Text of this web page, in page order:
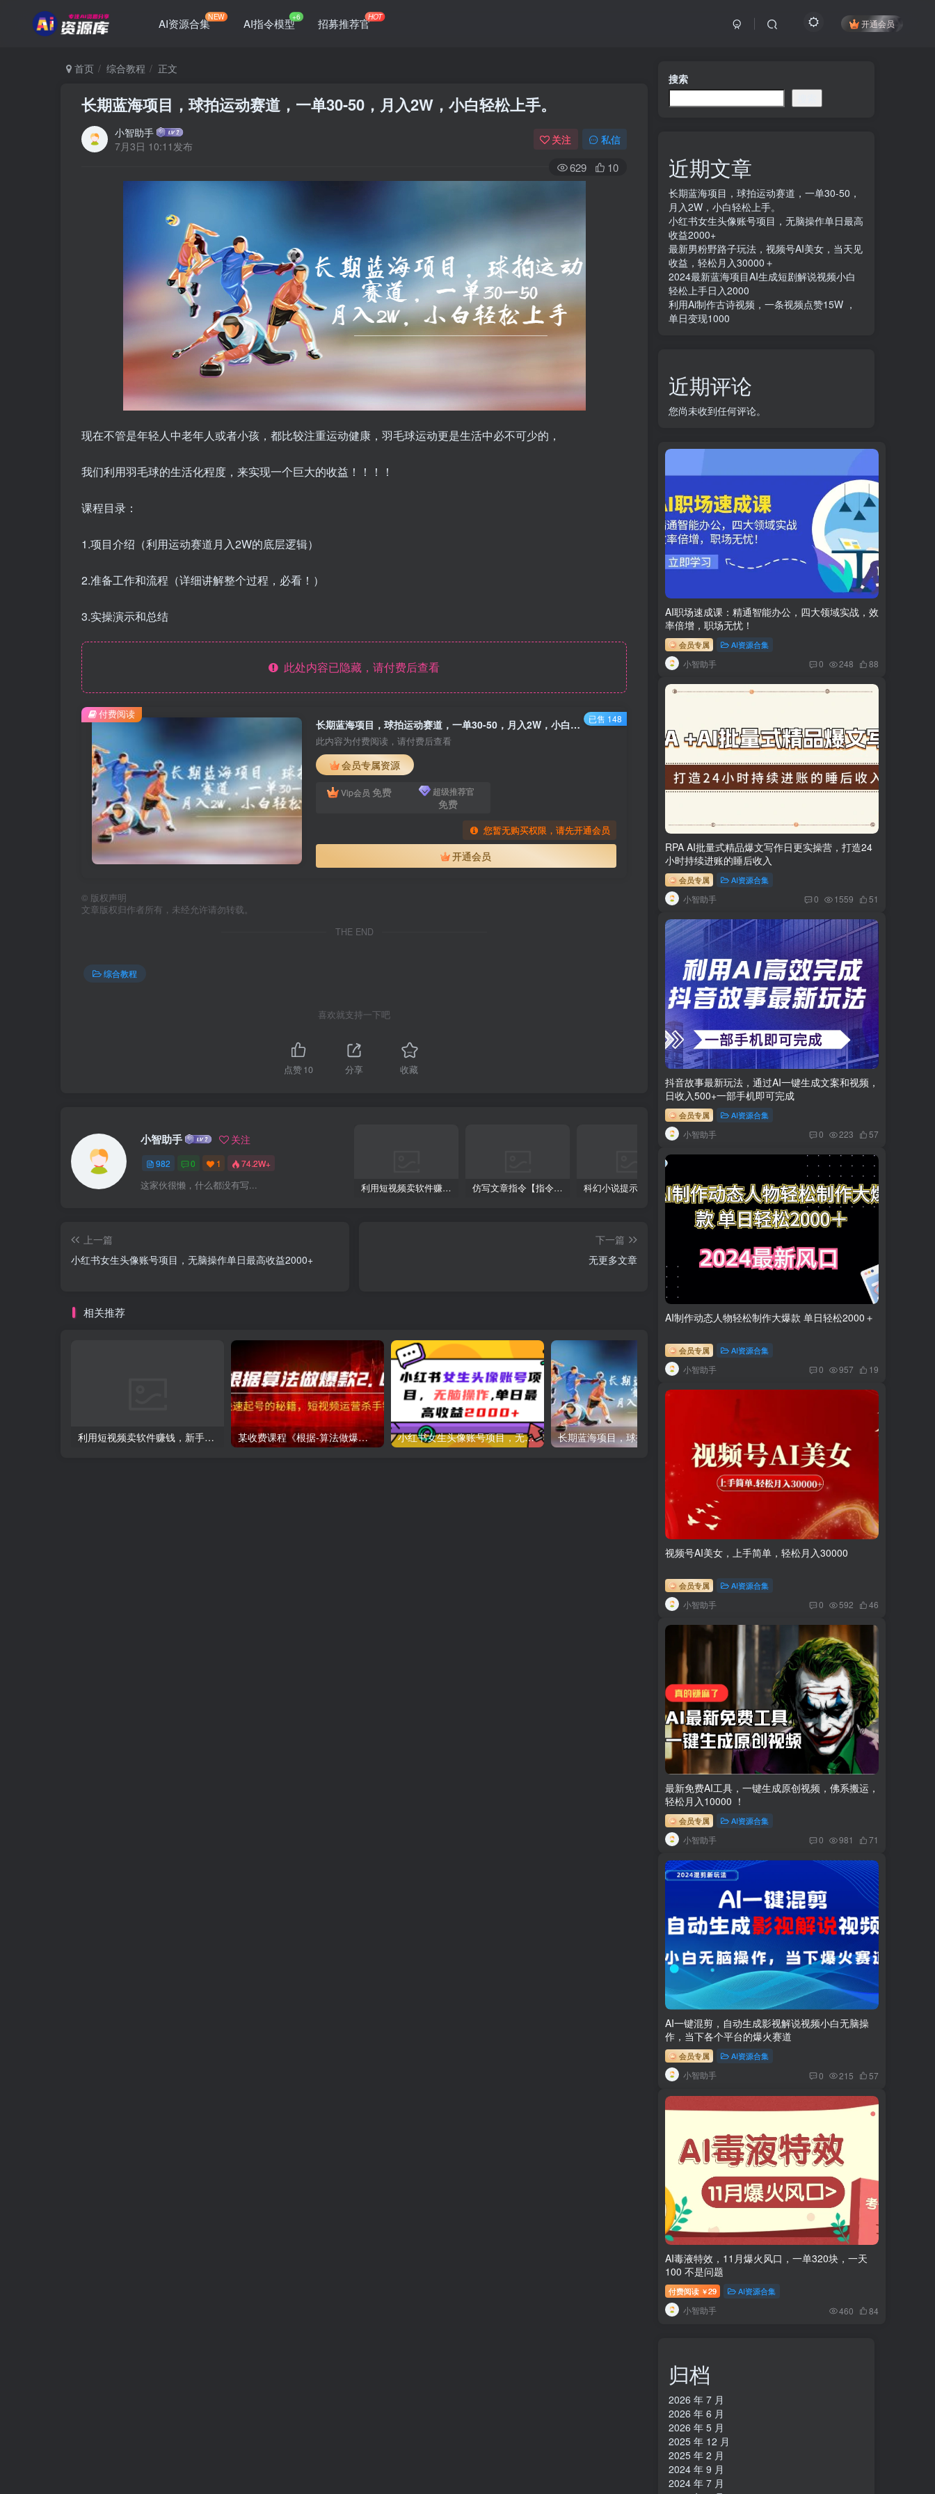
AI资源合集NEW AI指令模型+6 招募推荐官HOT
开通会员
首页 综合教程 正文
长期蓝海项目，球拍运动赛道，一单30-50，月入2W，小白轻松上手。
小智助手
7月3日 10:11发布
关注 私信
629 10
现在不管是年轻人中老年人或者小孩，都比较注重运动健康，羽毛球运动更是生活中必不可少的，
我们利用羽毛球的生活化程度，来实现一个巨大的收益！！！！
课程目录：
1.项目介绍（利用运动赛道月入2W的底层逻辑）
2.准备工作和流程（详细讲解整个过程，必看！）
3.实操演示和总结
此处内容已隐藏，请付费后查看
长期蓝海项目，球拍运动赛道，一单30-50，月入2W，小白轻松上手。
此内容为付费阅读，请付费后查看
会员专属资源
Vip会员 免费 超级推荐官
免费
您暂无购买权限，请先开通会员
开通会员
付费阅读 已售 148
© 版权声明
文章版权归作者所有，未经允许请勿转载。
THE END
综合教程
喜欢就支持一下吧
点赞10 分享 收藏
小智助手 关注
982 0 1 74.2W+
这家伙很懒，什么都没有写... 利用短视频卖软件赚钱，新手小白轻松月入10000+！ 仿写文章指令【指令+教程】 科幻小说提示词【指令】 AI人工智能2.0：每个人的人工智能课：从现在开始学习AI（38节课）
上一篇
小红书女生头像账号项目，无脑操作单日最高收益2000+
下一篇
无更多文章
相关推荐
利用短视频卖软件赚钱，新手小白轻松月入10000+！ 某收费课程《根据-算法做爆款 2.0》快速起号的秘籍，短视频运营杀手锏 小红书女生头像账号项目，无脑操作单日最高收益2000+
搜索
近期文章
长期蓝海项目，球拍运动赛道，一单30-50，
月入2W，小白轻松上手。
小红书女生头像账号项目，无脑操作单日最高
收益2000+
最新男粉野路子玩法，视频号AI美女，当天见
收益，轻松月入30000＋
2024最新蓝海项目AI生成短剧解说视频小白
轻松上手日入2000
利用Ai制作古诗视频，一条视频点赞15W ，
单日变现1000
近期评论
您尚未收到任何评论。
AI职场速成课：精通智能办公，四大领域实战，效
率倍增，职场无忧！
会员专属 AI资源合集
小智助手 0 248 88
RPA AI批量式精品爆文写作日更实操营，打造24
小时持续进账的睡后收入
会员专属 AI资源合集
小智助手 0 1559 51
抖音故事最新玩法，通过AI一键生成文案和视频，
日收入500+一部手机即可完成
会员专属 AI资源合集
小智助手 0 223 57
AI制作动态人物轻松制作大爆款 单日轻松2000＋
会员专属 AI资源合集
小智助手 0 957 19
视频号AI美女，上手简单，轻松月入30000
会员专属 AI资源合集
小智助手 0 592 46
最新免费AI工具，一键生成原创视频，佛系搬运，
轻松月入10000 ！
会员专属 AI资源合集
小智助手 0 981 71
AI一键混剪，自动生成影视解说视频小白无脑操
作，当下各个平台的爆火赛道
会员专属 AI资源合集
小智助手 0 215 57
AI毒液特效，11月爆火风口，一单320块，一天
100 不是问题
付费阅读 ￥29 AI资源合集
小智助手 460 84
归档
2026 年 7 月
2026 年 6 月
2026 年 5 月
2025 年 12 月
2025 年 2 月
2024 年 9 月
2024 年 7 月